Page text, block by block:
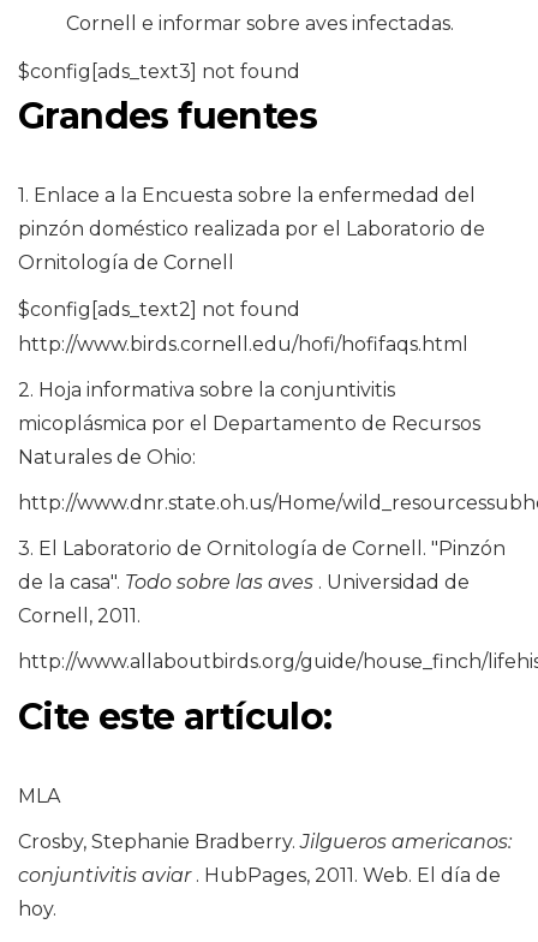
Cornell e informar sobre aves infectadas.
$config[ads_text3] not found
Grandes fuentes
1. Enlace a la Encuesta sobre la enfermedad del
pinzón doméstico realizada por el Laboratorio de
Ornitología de Cornell
$config[ads_text2] not found
http://www.birds.cornell.edu/hofi/hofifaqs.html
2. Hoja informativa sobre la conjuntivitis
micoplásmica por el Departamento de Recursos
Naturales de Ohio:
http://www.dnr.state.oh.us/Home/
3. El Laboratorio de Ornitología de Cornell. "Pinzón
de la casa". Todo sobre las aves . Universidad de
Cornell, 2011.
http://www.allaboutbirds.org/guide/house_finch/
Cite este artículo:
MLA
Crosby, Stephanie Bradberry.Jilgueros americanos:
conjuntivitis aviar. HubPages, 2011. Web. El día de
hoy.